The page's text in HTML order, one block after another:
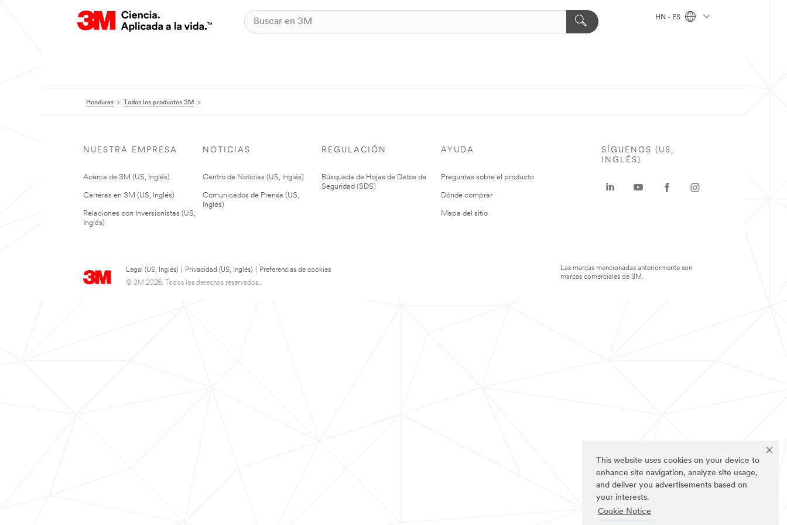
This website uses cookies on your device to
enhance site navigation, analyze site usage,
and deliver you advertisements based on
your interests.
Cookie Notice
HN - ES
Honduras Todos los productos 3M
NUESTRA EMPRESA
Acerca de 3M (US, Inglés)
Carreras en 3M (US, Inglés)
Relaciones con Inversionistas (US,
Inglés)
NOTICIAS
Centro de Noticias (US, Inglés)
Comunicados de Prensa (US,
Inglés)
REGULACIÓN
Búsqueda de Hojas de Datos de
Seguridad (SDS)
AYUDA
Preguntas sobre el producto
Dónde comprar
Mapa del sitio
Legal (US, Inglés) Privacidad (US, Inglés)
Preferencias de cookies
© 3M 2026. Todos los derechos reservados..
SÍGUENOS (US,
INGLÉS)
Las marcas mencionadas anteriormente son
marcas comerciales de 3M.